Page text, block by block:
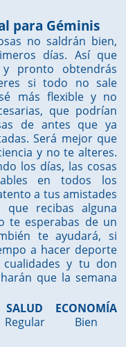
para Géminis
no saldrán bien,
días. Así que
pronto obtendrás
si todo no sale
más flexible y no
que podrían
de antes que ya
Será mejor que
y no te alteres.
los días, las cosas
en todos los
a tus amistades
que recibas alguna
te esperabas de un
te ayudará, si
a hacer deporte
y tu don
que la semana
SALUD
Regular
ECONOMÍA
Bien